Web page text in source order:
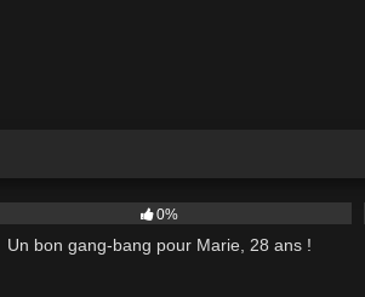
0%
Un bon gang-bang pour Marie, 28 ans !